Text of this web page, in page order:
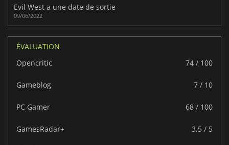
Evil West a une date de sortie
09/06/2022
ÉVALUATION
Opencritic
74 / 100
Gameblog 7 / 10
PC Gamer 68 / 100
GamesRadar+ 3.5 / 5